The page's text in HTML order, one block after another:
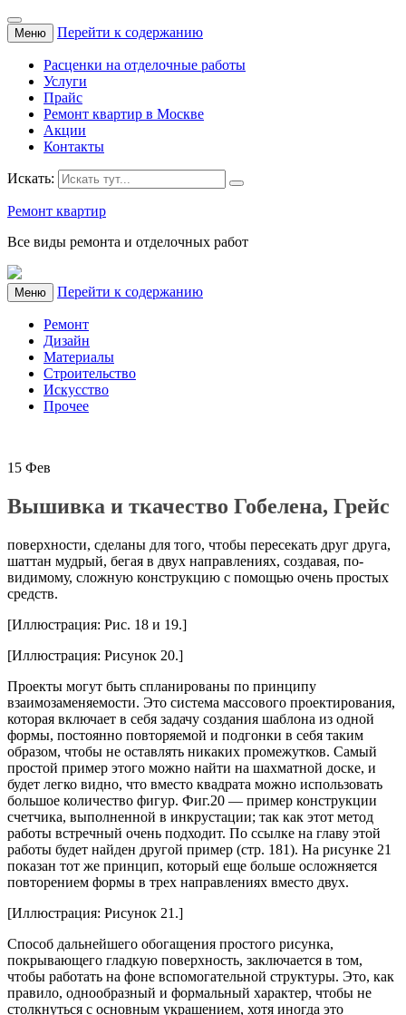
Меню Перейти к содержанию
Расценки на отделочные работы
Услуги
Прайс
Ремонт квартир в Москве
Акции
Контакты
Искать:
Ремонт квартир
Все виды ремонта и отделочных работ
Меню Перейти к содержанию
Ремонт
Дизайн
Материалы
Строительство
Искусство
Прочее
15 Фев
Вышивка и ткачество Гобелена, Грейс
поверхности, сделаны для того, чтобы пересекать друг друга,
шаттан мудрый, бегая в двух направлениях, создавая, по-
видимому, сложную конструкцию с помощью очень простых
средств.
[Иллюстрация: Рис. 18 и 19.]
[Иллюстрация: Рисунок 20.]
Проекты могут быть спланированы по принципу
взаимозаменяемости. Это система массового проектирования,
которая включает в себя задачу создания шаблона из одной
формы, постоянно повторяемой и подгонки в себя таким
образом, чтобы не оставлять никаких промежутков. Самый
простой пример этого можно найти на шахматной доске, и
будет легко видно, что вместо квадрата можно использовать
большое количество фигур. Фиг.20 — пример конструкции
счетчика, выполненной в инкрустации; так как этот метод
работы встречный очень подходит. По ссылке на главу этой
работы будет найден другой пример (стр. 181). На рисунке 21
показан тот же принцип, который еще больше осложняется
повторением формы в трех направлениях вместо двух.
[Иллюстрация: Рисунок 21.]
Способ дальнейшего обогащения простого рисунка,
покрывающего гладкую поверхность, заключается в том,
чтобы работать на фоне вспомогательной структуры. Это, как
правило, однообразный и формальный характер, чтобы не
столкнуться с основным украшением, хотя иногда это